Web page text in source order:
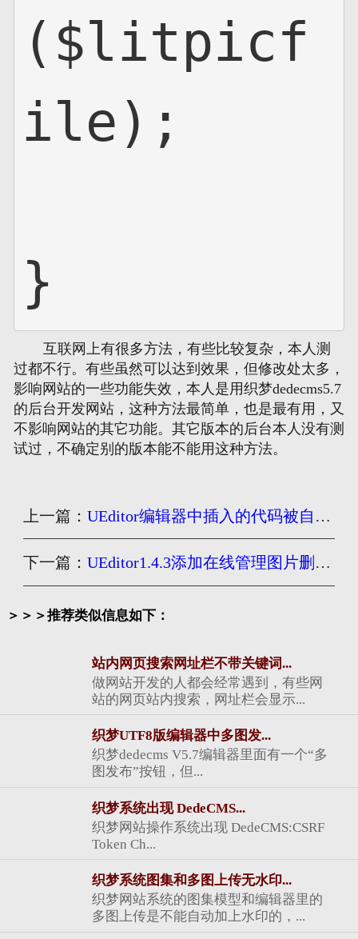
($litpicf
ile);
}
互联网上有很多方法，有些比较复杂，本人测
过都不行。有些虽然可以达到效果，但修改处太多，
影响网站的一些功能失效，本人是用织梦dedecms5.7
的后台开发网站，这种方法最简单，也是最有用，又
不影响网站的其它功能。其它版本的后台本人没有测
试过，不确定别的版本能不能用这种方法。
上一篇：UEditor编辑器中插入的代码被自动过滤解决方法
下一篇：UEditor1.4.3添加在线管理图片删除功能方法
＞＞＞推荐类似信息如下：
站内网页搜索网址栏不带关键词...
做网站开发的人都会经常遇到，有些网
站的网页站内搜索，网址栏会显示...
织梦UTF8版编辑器中多图发...
织梦dedecms V5.7编辑器里面有一个“多
图发布”按钮，但...
织梦系统出现 DedeCMS...
织梦网站操作系统出现 DedeCMS:CSRF
Token Ch...
织梦系统图集和多图上传无水印...
织梦网站系统的图集模型和编辑器里的
多图上传是不能自动加上水印的，...